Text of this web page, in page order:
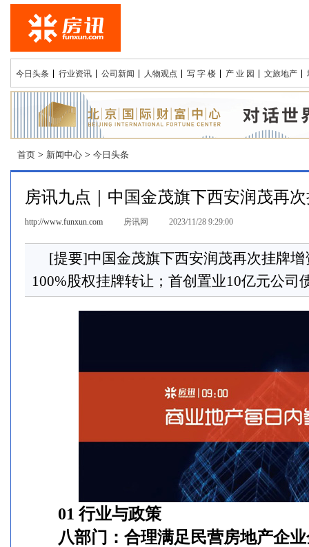
今日头条 行业资讯 公司新闻 人物观点 写 字 楼 产 业 园 文旅地产
首页 > 新闻中心 > 今日头条
房讯九点｜中国金茂旗下西安润茂再
http://www.funxun.com 房讯网 2023/11/28 9:29:00
[提要]中国金茂旗下西安润茂再次挂牌
100%股权挂牌转让；首创置业10亿元公司
01 行业与政策
八部门：合理满足民营房地产企业